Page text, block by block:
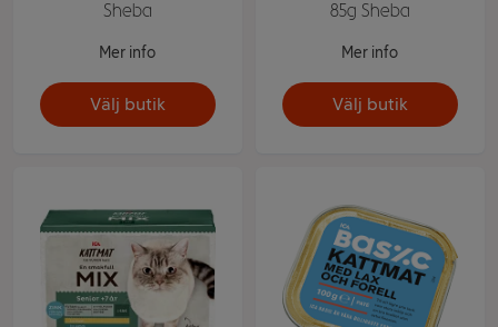
Sheba
Mer info
Välj butik
85g Sheba
Mer info
Välj butik